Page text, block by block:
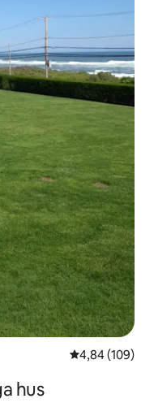
4,84 av 5 i
4,84 (109)
hus